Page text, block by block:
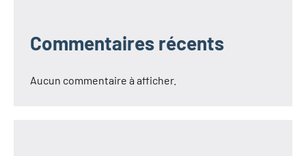
Commentaires récents
Aucun commentaire à afficher.